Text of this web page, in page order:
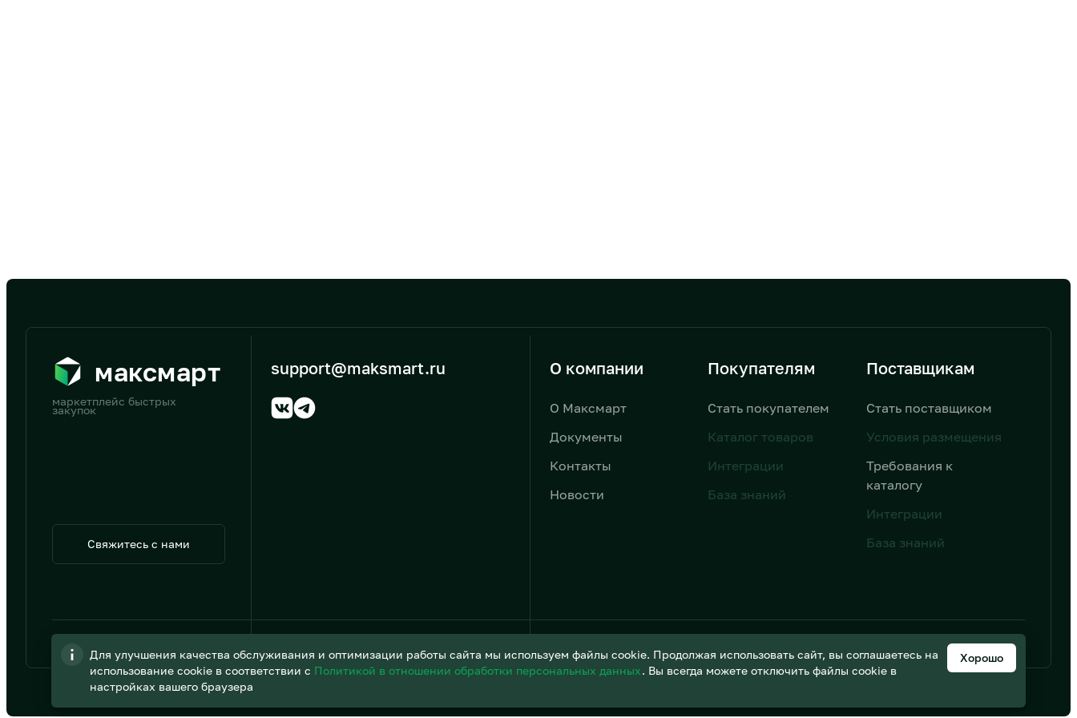
максмарт
маркетплейс быстрых
закупок
Свяжитесь с нами
support@maksmart.ru О компании
О Максмарт
Документы
Контакты
Новости
Покупателям
Стать покупателем
Каталог товаров
Интеграции
База знаний
Поставщикам
Стать поставщиком
Условия размещения
Требования к
каталогу
Интеграции
База знаний
Дизайн от AIC
Для улучшения качества обслуживания и оптимизации работы сайта мы используем файлы cookie. Продолжая использовать сайт, вы соглашаетесь на
использование cookie в соответствии с Политикой в отношении обработки персональных данных. Вы всегда можете отключить файлы cookie в
настройках вашего браузера
Хорошо